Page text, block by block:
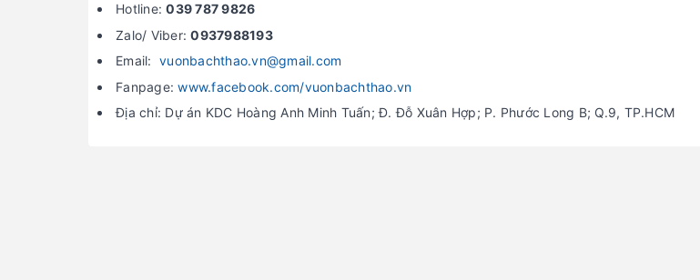
Hotline:039 787 9826
Zalo/ Viber:0937988193
Email: vuonbachthao.vn@gmail.com
Fanpage:www.facebook.com/vuonbachthao.vn
Địa chỉ: Dự án KDC Hoàng Anh Minh Tuấn; Đ. Đỗ Xuân Hợp; P. Phước Long B; Q.9, TP.HCM